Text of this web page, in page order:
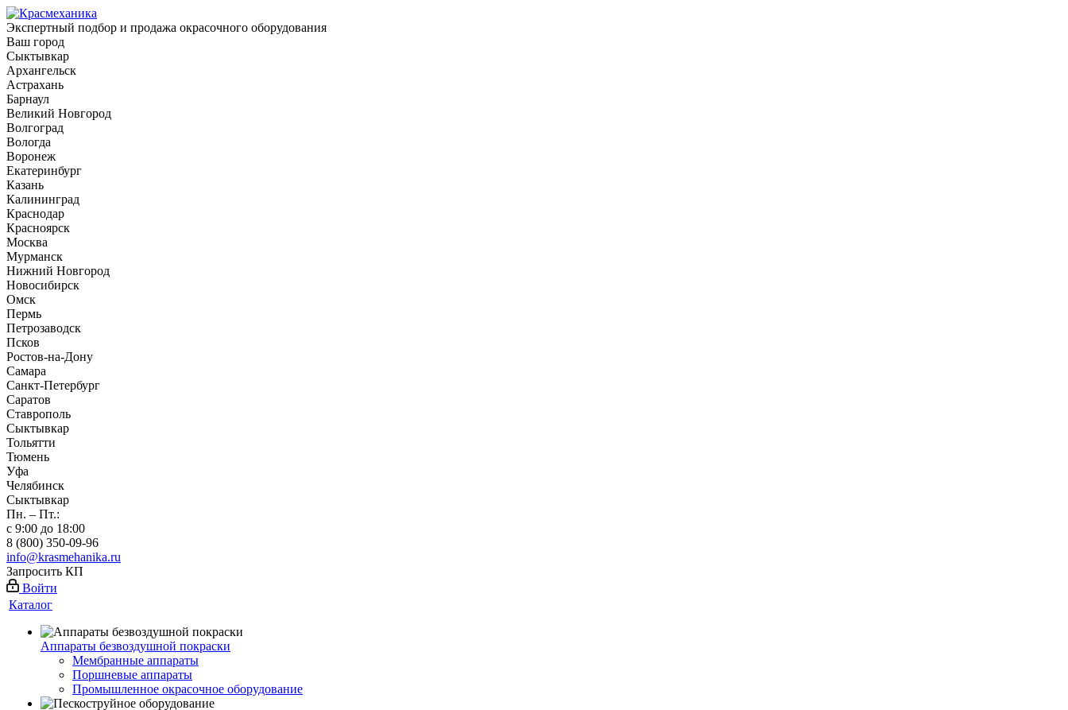
Экспертный подбор и продажа окрасочного оборудования
Ваш город
Сыктывкар
Архангельск
Астрахань
Барнаул
Великий Новгород
Волгоград
Вологда
Воронеж
Екатеринбург
Казань
Калининград
Краснодар
Красноярск
Москва
Мурманск
Нижний Новгород
Новосибирск
Омск
Пермь
Петрозаводск
Псков
Ростов-на-Дону
Самара
Санкт-Петербург
Саратов
Ставрополь
Сыктывкар
Тольятти
Тюмень
Уфа
Челябинск
Сыктывкар
Пн. – Пт.:
с 9:00 до 18:00
8 (800) 350-09-96
info@krasmehanika.ru
Запросить КП
Войти
Каталог
Аппараты безвоздушной покраски
Мембранные аппараты
Поршневые аппараты
Промышленное окрасочное оборудование